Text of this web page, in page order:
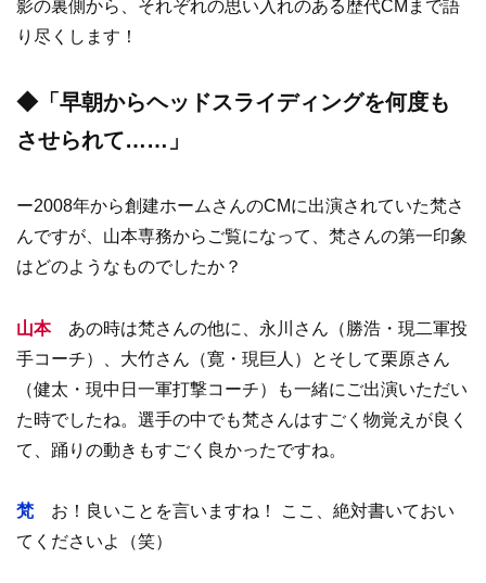
影の裏側から、それぞれの思い入れのある歴代CMまで語
り尽くします！
◆「早朝からヘッドスライディングを何度も
させられて……」
ー2008年から創建ホームさんのCMに出演されていた梵さ
んですが、山本専務からご覧になって、梵さんの第一印象
はどのようなものでしたか？
山本あの時は梵さんの他に、永川さん（勝浩・現二軍投
手コーチ）、大竹さん（寛・現巨人）とそして栗原さん
（健太・現中日一軍打撃コーチ）も一緒にご出演いただい
た時でしたね。選手の中でも梵さんはすごく物覚えが良く
て、踊りの動きもすごく良かったですね。
梵お！良いことを言いますね！ ここ、絶対書いておい
てくださいよ（笑）